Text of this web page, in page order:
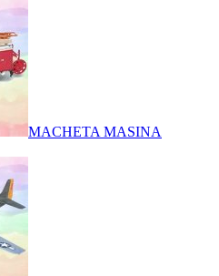
MACHETA MASINA